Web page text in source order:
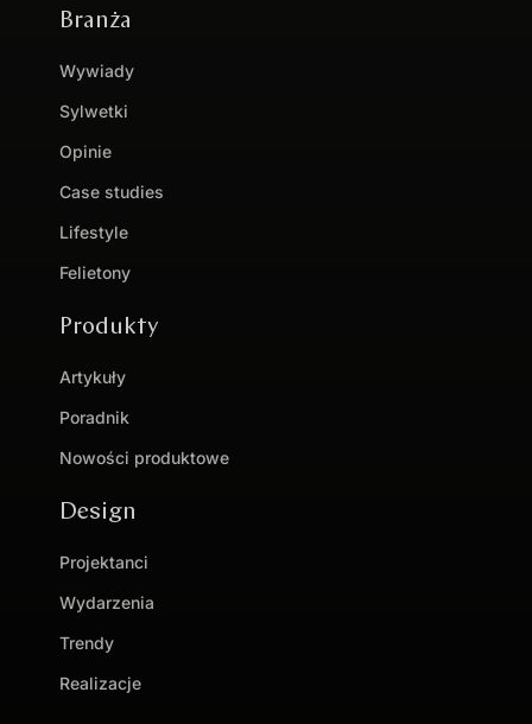
Branża
Wywiady
Sylwetki
Opinie
Case studies
Lifestyle
Felietony
Produkty
Artykuły
Poradnik
Nowości produktowe
Design
Projektanci
Wydarzenia
Trendy
Realizacje